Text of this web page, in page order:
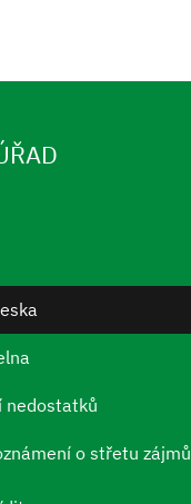
nedostatků
o střetu zájmů